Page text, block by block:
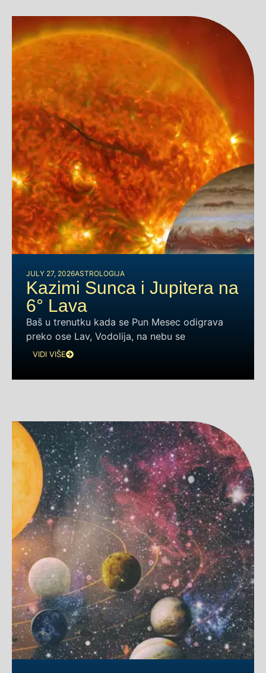
JULY 27, 2026ASTROLOGIJA
Kazimi Sunca i Jupitera na
6° Lava
Baš u trenutku kada se Pun Mesec odigrava
preko ose Lav, Vodolija, na nebu se
VIDI VIŠE